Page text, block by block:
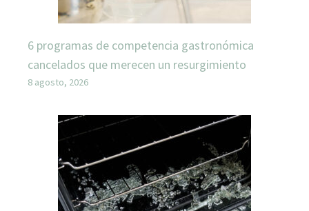
6 programas de competencia gastronómica
cancelados que merecen un resurgimiento
8 agosto, 2026